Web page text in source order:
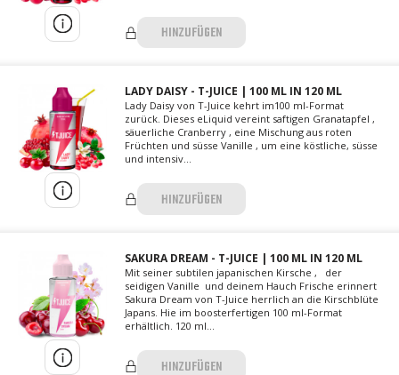
HINZUFÜGEN
LADY DAISY - T-JUICE | 100 ML IN 120 ML
Lady Daisy von T-Juice kehrt im100 ml-Format
zurück. Dieses eLiquid vereint saftigen Granatapfel ,
säuerliche Cranberry , eine Mischung aus roten
Früchten und süsse Vanille , um eine köstliche, süsse
und intensiv...
HINZUFÜGEN
SAKURA DREAM - T-JUICE | 100 ML IN 120 ML
Mit seiner subtilen japanischen Kirsche , der
seidigen Vanille und deinem Hauch Frische erinnert
Sakura Dream von T-Juice herrlich an die Kirschblüte
Japans. Hie im boosterfertigen 100 ml-Format
erhältlich. 120 ml...
HINZUFÜGEN